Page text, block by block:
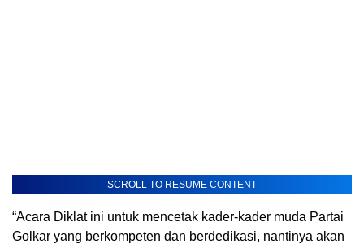
SCROLL TO RESUME CONTENT
“Acara Diklat ini untuk mencetak kader-kader muda Partai
Golkar yang berkompeten dan berdedikasi, nantinya akan